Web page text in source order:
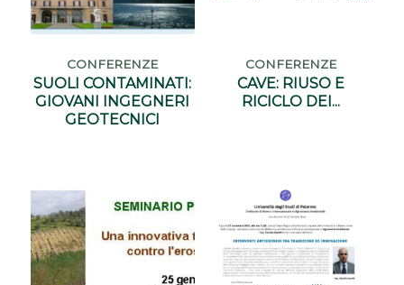
CONFERENZE
SUOLI CONTAMINATI:
GIOVANI INGEGNERI
GEOTECNICI
CONFERENZE
CAVE: RIUSO E
RICICLO DEI...